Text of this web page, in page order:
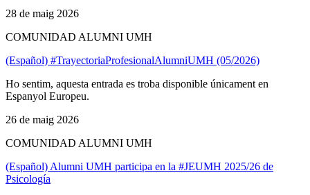
28 de maig 2026
COMUNIDAD ALUMNI UMH
(Español) #TrayectoriaProfesionalAlumniUMH (05/2026)
Ho sentim, aquesta entrada es troba disponible únicament en
Espanyol Europeu.
26 de maig 2026
COMUNIDAD ALUMNI UMH
(Español) Alumni UMH participa en la #JEUMH 2025/26 de
Psicología